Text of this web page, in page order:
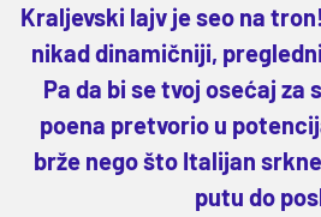
Kraljevski lajv je seo na
nikad dinamičniji,
Pa da bi se tvoj osećaj za
poena pretvorio u
brže nego što Italijan
putu do